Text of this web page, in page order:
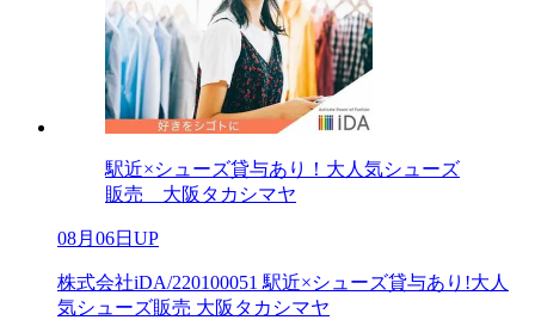
駅近×シューズ貸与あり！大人気シューズ
販売 大阪タカシマヤ
08月06日UP
株式会社iDA/220100051 駅近×シューズ貸与あり!大人
気シューズ販売 大阪タカシマヤ